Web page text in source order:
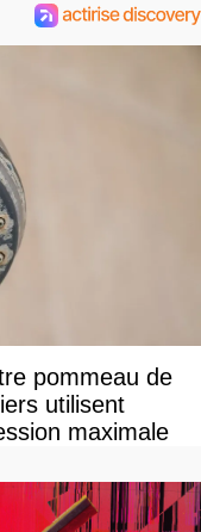
pommeau de
utilisent
maximale